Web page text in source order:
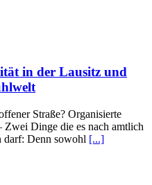
in der Lausitz und
Straße? Organisierte
Dinge die es nach amtlich
darf: Denn sowohl [...]